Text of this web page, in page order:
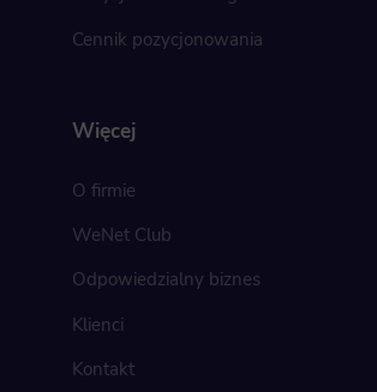
Cennik pozycjonowania
Więcej
O firmie
WeNet Club
Odpowiedzialny biznes
Klienci
Kontakt